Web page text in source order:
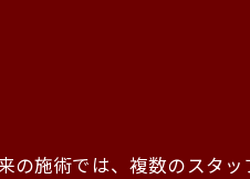
の施術では、複数のスタ